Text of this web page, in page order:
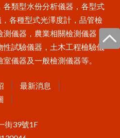
類型水份分析儀器，各型式
各種型式光澤度計，品管檢
儀器，農業相關檢測儀器，
試驗儀器，土木工程檢驗儀
儀器及一般檢測儀器等。
最新消息
街39號1F